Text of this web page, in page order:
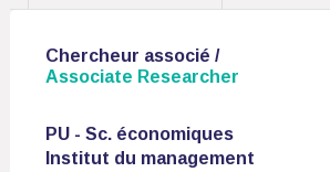
Chercheur associé /
Associate Researcher
PU - Sc. économiques
Institut du management